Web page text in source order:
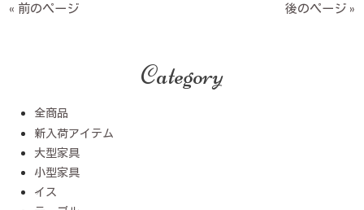
« 前のページ 後のページ »
Category
全商品
新入荷アイテム
大型家具
小型家具
イス